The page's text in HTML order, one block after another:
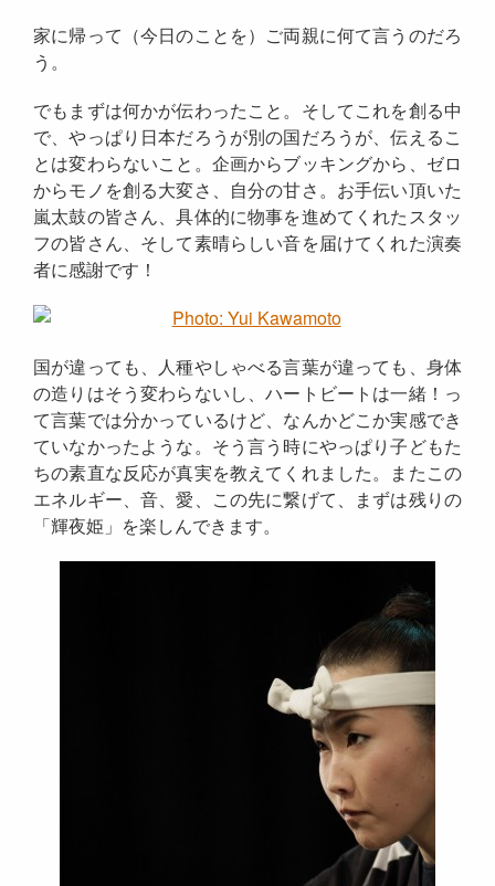
家に帰って（今日のことを）ご両親に何て言うのだろ
う。
でもまずは何かが伝わったこと。そしてこれを創る中
で、やっぱり日本だろうが別の国だろうが、伝えるこ
とは変わらないこと。企画からブッキングから、ゼロ
からモノを創る大変さ、自分の甘さ。お手伝い頂いた
嵐太鼓の皆さん、具体的に物事を進めてくれたスタッ
フの皆さん、そして素晴らしい音を届けてくれた演奏
者に感謝です！
国が違っても、人種やしゃべる言葉が違っても、身体
の造りはそう変わらないし、ハートビートは一緒！っ
て言葉では分かっているけど、なんかどこか実感でき
ていなかったような。そう言う時にやっぱり子どもた
ちの素直な反応が真実を教えてくれました。またこの
エネルギー、音、愛、この先に繋げて、まずは残りの
「輝夜姫」を楽しんできます。